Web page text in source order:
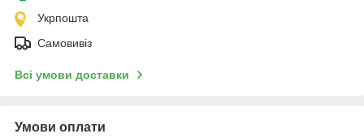
Укрпошта
Самовивіз
Всі умови доставки
Умови оплати